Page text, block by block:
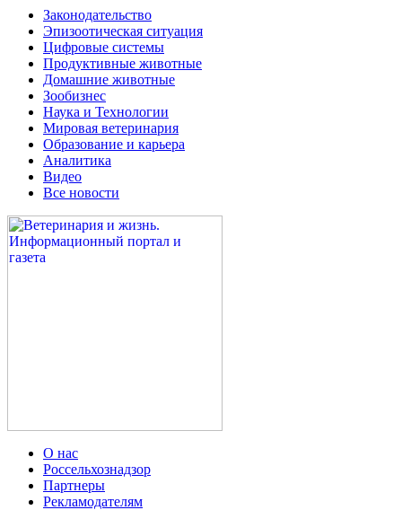
Законодательство
Эпизоотическая ситуация
Цифровые системы
Продуктивные животные
Домашние животные
Зообизнес
Наука и Технологии
Мировая ветеринария
Образование и карьера
Аналитика
Видео
Все новости
О нас
Россельхознадзор
Партнеры
Рекламодателям